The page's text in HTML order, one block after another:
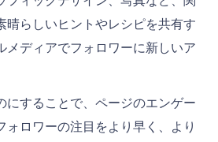
晴らしいヒントやレシピを共有す
メディアでフォロワーに新しいア
にすることで、ページのエンゲー
ォロワーの注目をより早く、より